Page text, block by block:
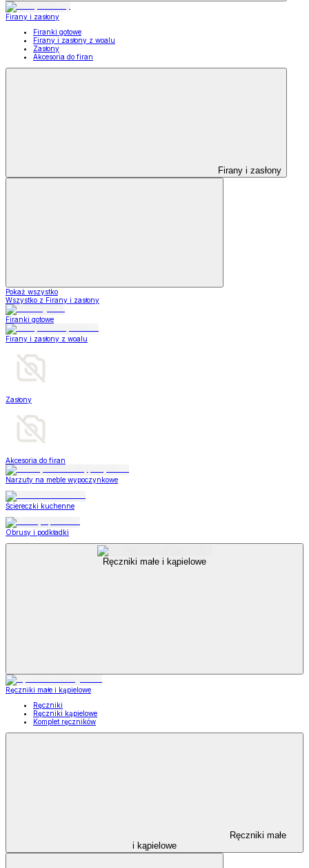
Firany i zasłony
Firanki gotowe
Firany i zasłony z woalu
Zasłony
Akcesoria do firan
Firany i zasłony
Pokaż wszystko
Wszystko z Firany i zasłony
Firanki gotowe
Firany i zasłony z woalu
Zasłony
Akcesoria do firan
Narzuty na meble wypoczynkowe
Ściereczki kuchenne
Obrusy i podkładki
Ręczniki małe i kąpielowe
Ręczniki małe i kąpielowe
Ręczniki
Ręczniki kąpielowe
Komplet ręczników
Ręczniki małe
i kąpielowe